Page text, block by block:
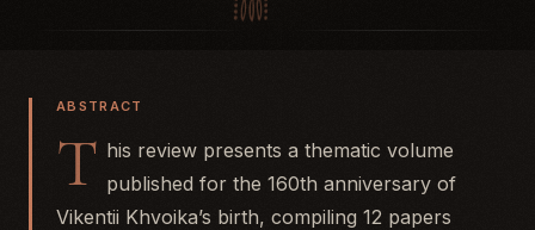
ABSTRACT
T his review presents a thematic volume
published for the 160th anniversary of
Vikentii Khvoika’s birth, compiling 12 papers